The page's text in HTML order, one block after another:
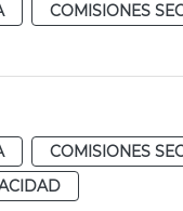
COMISIONES
COMISIONES